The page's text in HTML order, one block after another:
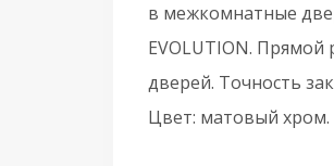
в межкомнатные
EVOLUTION. Прямой
дверей. Точность
Цвет: матовый хром.